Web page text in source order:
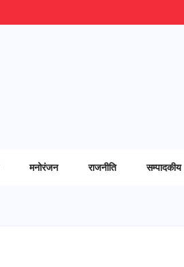
मनोरंजन राजनीति सम्पादकीय